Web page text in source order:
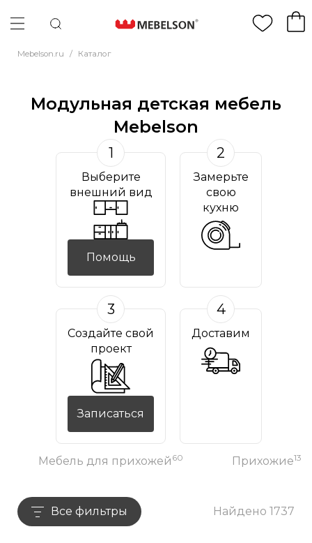
Mebelson.ru / Каталог
Модульная детская мебель
Mebelson
1
Выберите
внешний вид
Помощь
2
Замерьте
свою
кухню
3
Создайте свой
проект
Записаться
4
Доставим
Мебель для прихожей 60 Прихожие13
Все фильтры Найдено 1737